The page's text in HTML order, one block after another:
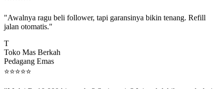
jalan otomatis."
Toko Mas Berkah
Pedagang Emas
⭐⭐⭐⭐⭐